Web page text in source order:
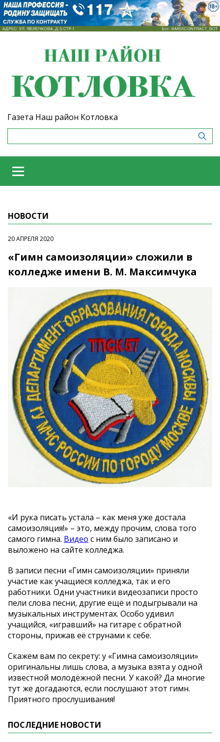
Газета Наш район Котловка
НОВОСТИ
20 АПРЕЛЯ 2020
«Гимн самоизоляции» сложили в
колледже имени В. М. Максимчука
«И рука писать устала – как меня уже достала
самоизоляция!» – это, между прочим, слова того
самого гимна. Видео с ним было записано и
выложено на сайте колледжа.
В записи песни «Гимн самоизоляции» приняли
участие как учащиеся колледжа, так и его
работники. Одни участники видеозаписи просто
пели слова песни, другие ещё и подыгрывали на
музыкальных инструментах. Особо удивил
учащийся, «игравший» на гитаре с обратной
стороны, прижав её струнами к себе.
Скажем вам по секрету: у «Гимна самоизоляции»
оригинальны лишь слова, а музыка взята у одной
известной молодёжной песни. У какой? Да многие
тут же догадаются, если послушают этот гимн.
Приятного прослушивания!
ПОСЛЕДНИЕ НОВОСТИ